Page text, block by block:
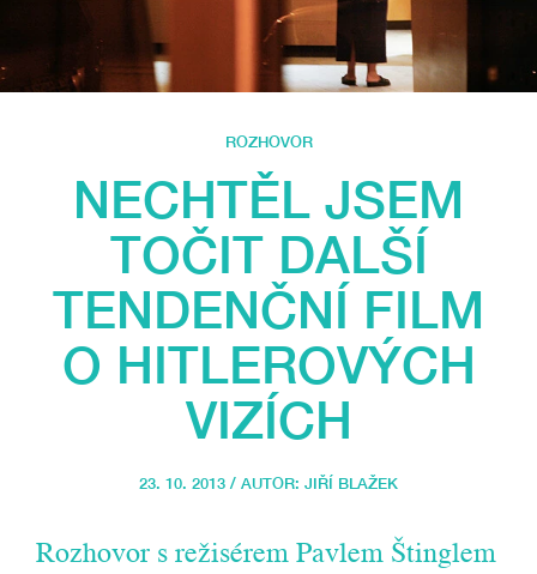
ROZHOVOR
NECHTĚL JSEM
TOČIT DALŠÍ
TENDENČNÍ FILM
O HITLEROVÝCH
VIZÍCH
23. 10. 2013 / AUTOR: JIŘÍ BLAŽEK
Rozhovor s režisérem Pavlem Štinglem